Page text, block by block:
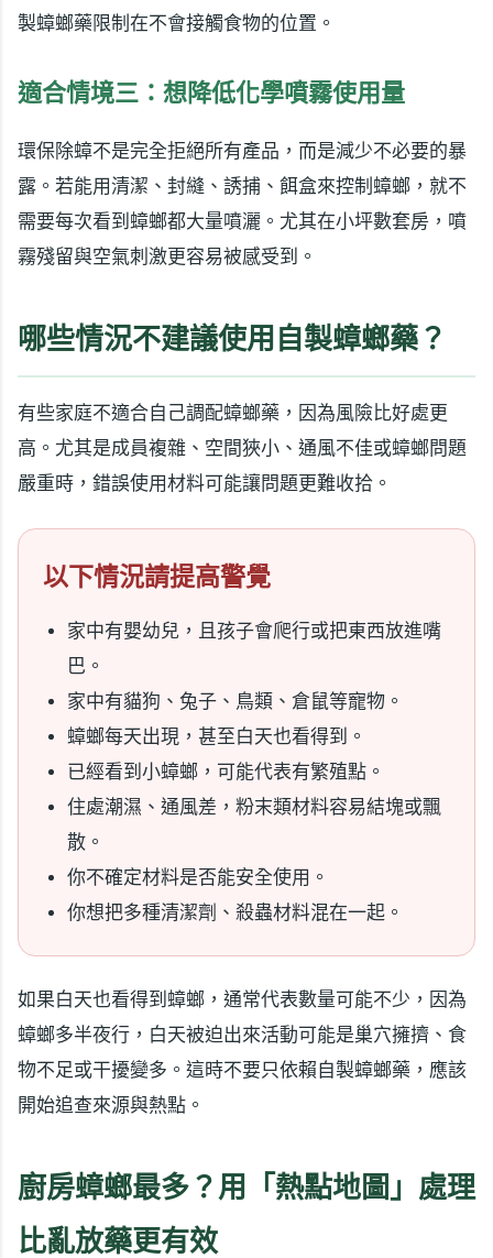
製蟑螂藥限制在不會接觸食物的位置。
適合情境三：想降低化學噴霧使用量
環保除蟑不是完全拒絕所有產品，而是減少不必要的暴
露。若能用清潔、封縫、誘捕、餌盒來控制蟑螂，就不
需要每次看到蟑螂都大量噴灑。尤其在小坪數套房，噴
霧殘留與空氣刺激更容易被感受到。
哪些情況不建議使用自製蟑螂藥？
有些家庭不適合自己調配蟑螂藥，因為風險比好處更
高。尤其是成員複雜、空間狹小、通風不佳或蟑螂問題
嚴重時，錯誤使用材料可能讓問題更難收拾。
以下情況請提高警覺
家中有嬰幼兒，且孩子會爬行或把東西放進嘴
巴。
家中有貓狗、兔子、鳥類、倉鼠等寵物。
蟑螂每天出現，甚至白天也看得到。
已經看到小蟑螂，可能代表有繁殖點。
住處潮濕、通風差，粉末類材料容易結塊或飄
散。
你不確定材料是否能安全使用。
你想把多種清潔劑、殺蟲材料混在一起。
如果白天也看得到蟑螂，通常代表數量可能不少，因為
蟑螂多半夜行，白天被迫出來活動可能是巢穴擁擠、食
物不足或干擾變多。這時不要只依賴自製蟑螂藥，應該
開始追查來源與熱點。
廚房蟑螂最多？用「熱點地圖」處理
比亂放藥更有效